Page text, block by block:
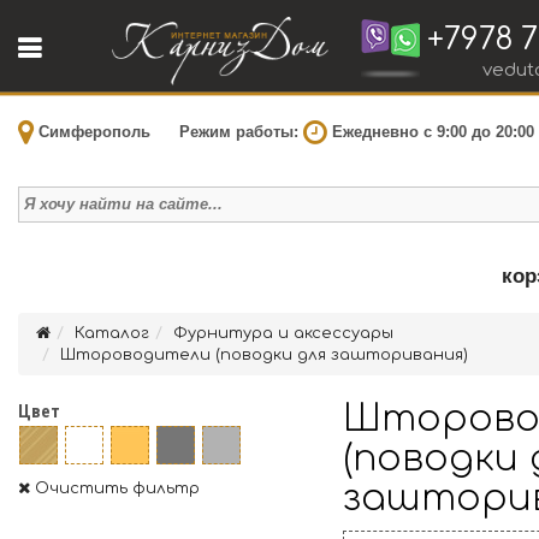
+7978
Симферополь Режим работы: Ежедневно с 9:00 до 20:00
Каталог
Фурнитура и аксессуары
Штороводители (поводки для зашторивания)
Цвет
Очистить фильтр
(поводки